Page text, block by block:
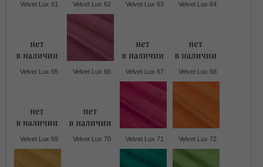
Velvet Lux 61 Velvet Lux 62 Velvet Lux 63 Velvet Lux 64
Velvet Lux 65 Velvet Lux 66 Velvet Lux 67 Velvet Lux 68
Velvet Lux 69 Velvet Lux 70 Velvet Lux 71 Velvet Lux 72